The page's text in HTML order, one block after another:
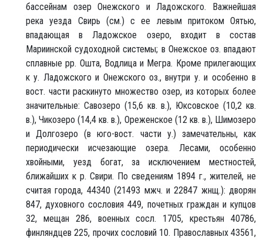
бассейнам озер Онежского и Ладожского. Важнейшая
река уезда Свирь (см.) с ее левым притоком Оятью,
впадающая в Ладожское озеро, входит в состав
Мариинской судоходной системы; в Онежское оз. впадают
сплавные pp. Ошта, Водлица и Мегра. Кроме прилегающих
к у. Ладожского и Онежского оз., внутри у. и особенно в
вост. части раскинуто множество озер, из которых более
значительные: Савозеро (15,6 кв. в.), Юксовское (10,2 кв.
в.), Чикозеро (14,4 кв. в.), Ореженское (12 кв. в.), Шимозеро
и Долгозеро (в юго-вост. части у.) замечательны, как
периодически исчезающие озера. Лесами, особенно
хвойными, уезд богат, за исключением местностей,
ближайших к р. Свири. По сведениям 1894 г., жителей, не
считая города, 44340 (21493 мжч. и 22847 жнщ.): дворян
847, духовного сословия 449, почетных граждан и купцов
32, мещан 286, военных сосл. 1705, крестьян 40786,
финляндцев 225, прочих сословий 10. Православных 43561,